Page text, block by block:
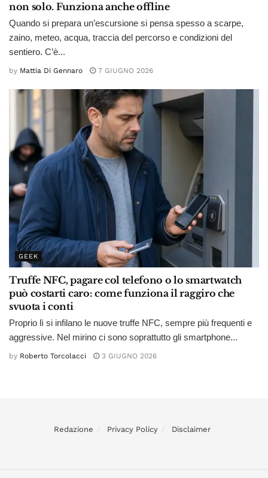
non solo. Funziona anche offline
Quando si prepara un’escursione si pensa spesso a scarpe,
zaino, meteo, acqua, traccia del percorso e condizioni del
sentiero. C’è...
by Mattia Di Gennaro 7 GIUGNO 2026
GEEK
Truffe NFC, pagare col telefono o lo smartwatch
può costarti caro: come funziona il raggiro che
svuota i conti
Proprio lì si infilano le nuove truffe NFC, sempre più frequenti e
aggressive. Nel mirino ci sono soprattutto gli smartphone...
by Roberto Torcolacci 3 GIUGNO 2026
Redazione Privacy Policy Disclaimer